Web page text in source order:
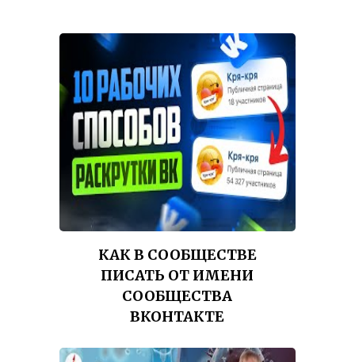
КАК В СООБЩЕСТВЕ
ПИСАТЬ ОТ ИМЕНИ
СООБЩЕСТВА
ВКОНТАКТЕ